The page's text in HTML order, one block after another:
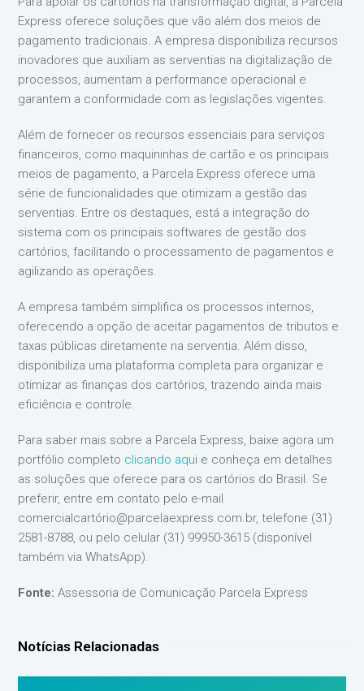
Express oferece soluções que vão além dos meios de
pagamento tradicionais. A empresa disponibiliza recursos
inovadores que auxiliam as serventias na digitalização de
processos, aumentam a performance operacional e
garantem a conformidade com as legislações vigentes.
Além de fornecer os recursos essenciais para serviços
financeiros, como maquininhas de cartão e os principais
meios de pagamento, a Parcela Express oferece uma
série de funcionalidades que otimizam a gestão das
serventias. Entre os destaques, está a integração do
sistema com os principais softwares de gestão dos
cartórios, facilitando o processamento de pagamentos e
agilizando as operações.
A empresa também simplifica os processos internos,
oferecendo a opção de aceitar pagamentos de tributos e
taxas públicas diretamente na serventia. Além disso,
disponibiliza uma plataforma completa para organizar e
otimizar as finanças dos cartórios, trazendo ainda mais
eficiência e controle.
Para saber mais sobre a Parcela Express, baixe agora um
portfólio completo clicando aqui e conheça em detalhes
as soluções que oferece para os cartórios do Brasil. Se
preferir, entre em contato pelo e-mail
comercialcartório@parcelaexpress.com.br, telefone (31)
2581-8788, ou pelo celular (31) 99950-3615 (disponível
também via WhatsApp).
Fonte: Assessoria de Comunicação Parcela Express
Notícias Relacionadas